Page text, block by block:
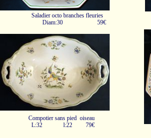
Compotier sans pied oiseau
L:32 l:22 79€
Saladier octo branches fleuries
Diam:30 59€